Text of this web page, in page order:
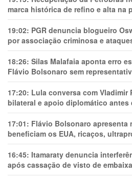
marca histórica de refino e alta na
19:02: PGR denuncia blogueiro
por associação criminosa e
18:26: Silas Malafaia aponta erro
Flávio Bolsonaro sem
17:20: Lula conversa com Vladimir
bilateral e apoio diplomático antes
17:01: Flávio Bolsonaro apresenta
beneficiam os EUA, ricaços,
16:45: Itamaraty denuncia
após cassação de visto de